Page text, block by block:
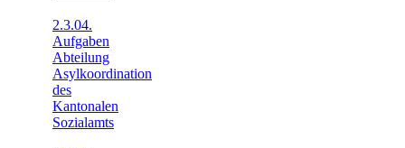
2.3.04.
Aufgaben
Abteilung
Asylkoordination
des
Kantonalen
Sozialamts